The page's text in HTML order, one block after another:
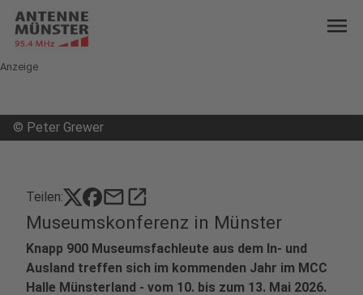
menu
Anzeige
© Peter Grewer
Teilen: mailopen_in_new
Museumskonferenz in Münster
Knapp 900 Museumsfachleute aus dem In- und
Ausland treffen sich im kommenden Jahr im MCC
Halle Münsterland - vom 10. bis zum 13. Mai 2026.